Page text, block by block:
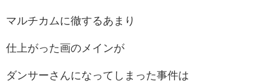
マルチカムに徹するあまり
仕上がった画のメインが
ダンサーさんになってしまった事件は